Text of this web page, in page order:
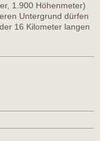
1.900 Höhenmeter)
Untergrund dürfen
16 Kilometer langen